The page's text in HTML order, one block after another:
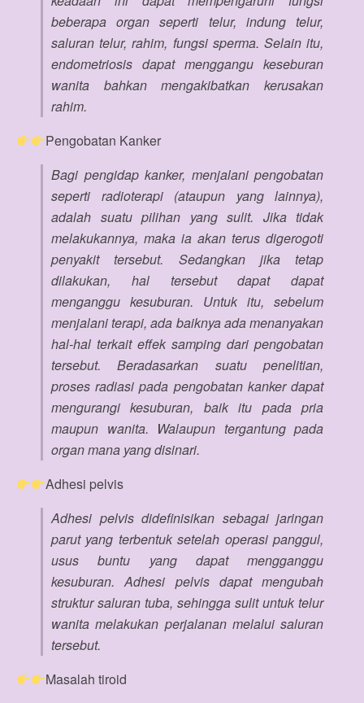
beberapa organ seperti telur, indung telur,
saluran telur, rahim, fungsi sperma. Selain itu,
endometriosis dapat menggangu keseburan
wanita bahkan mengakibatkan kerusakan
rahim.
Pengobatan Kanker
Bagi pengidap kanker, menjalani pengobatan
seperti radioterapi (ataupun yang lainnya),
adalah suatu pilihan yang sulit. Jika tidak
melakukannya, maka ia akan terus digerogoti
penyakit tersebut. Sedangkan jika tetap
dilakukan, hal tersebut dapat dapat
menganggu kesuburan. Untuk itu, sebelum
menjalani terapi, ada baiknya ada menanyakan
hal-hal terkait effek samping dari pengobatan
tersebut. Beradasarkan suatu penelitian,
proses radiasi pada pengobatan kanker dapat
mengurangi kesuburan, baik itu pada pria
maupun wanita. Walaupun tergantung pada
organ mana yang disinari.
Adhesi pelvis
Adhesi pelvis didefinisikan sebagai jaringan
parut yang terbentuk setelah operasi panggul,
usus buntu yang dapat mengganggu
kesuburan. Adhesi pelvis dapat mengubah
struktur saluran tuba, sehingga sulit untuk telur
wanita melakukan perjalanan melalui saluran
tersebut.
Masalah tiroid